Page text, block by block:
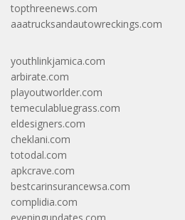
topthreenews.com
aaatrucksandautowreckings.com
youthlinkjamica.com
arbirate.com
playoutworlder.com
temeculabluegrass.com
eldesigners.com
cheklani.com
totodal.com
apkcrave.com
bestcarinsurancewsa.com
complidia.com